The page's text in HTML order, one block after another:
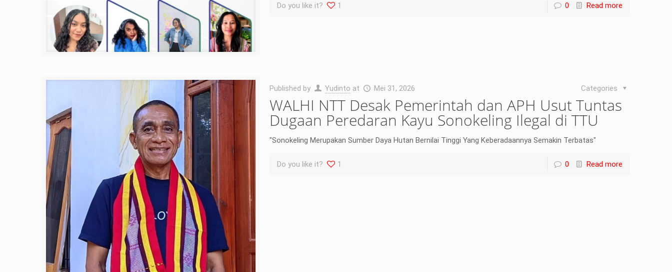
Do you like it? 1 0 Read more
Published by Yudinto at Mei 31, 2026 Categories
WALHI NTT Desak Pemerintah dan APH Usut Tuntas
Dugaan Peredaran Kayu Sonokeling Ilegal di TTU
"Sonokeling Merupakan Sumber Daya Hutan Bernilai Tinggi Yang Keberadaannya Semakin Terbatas"
Do you like it? 1 0 Read more